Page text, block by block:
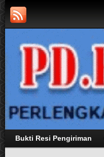
Bukti Resi Pengiriman